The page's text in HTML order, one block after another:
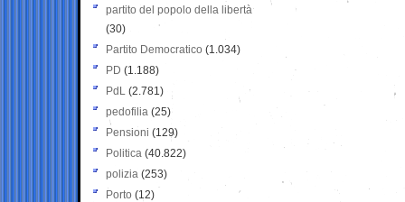
partito del popolo della libertà
(30)
Partito Democratico (1.034)
PD (1.188)
PdL (2.781)
pedofilia (25)
Pensioni (129)
Politica (40.822)
polizia (253)
Porto (12)